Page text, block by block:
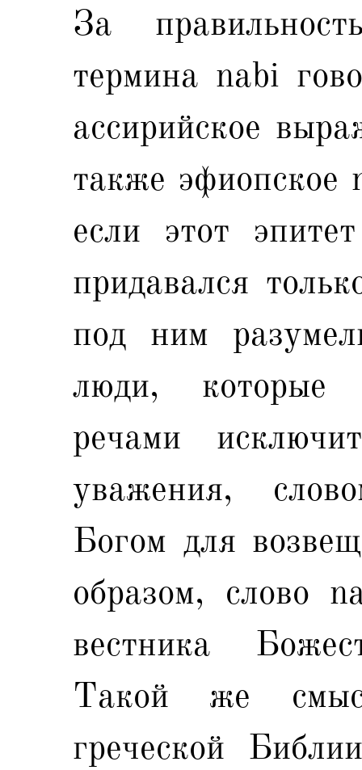
За
термина nаbi
ассирийское
также
если этот
придавался
под ним
люди, которые
речами
уважения,
Богом для
образом, слово
вестника
Такой же
греческой